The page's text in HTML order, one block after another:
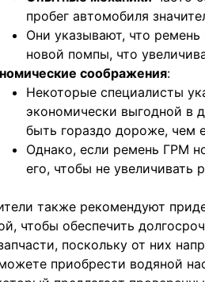
пробег автомобиля
Они указывают, что
новой помпы, что
соображения:
Некоторые специалисты
экономически выгодной в
быть гораздо дороже, чем
Однако, если ремень ГРМ
его, чтобы не увеличивать
также рекомендуют
чтобы обеспечить
поскольку от них
приобрести водяной